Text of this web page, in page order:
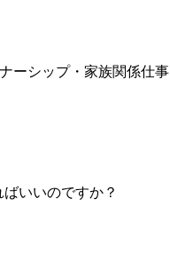
ーシップ・家族関係仕
いいのですか？